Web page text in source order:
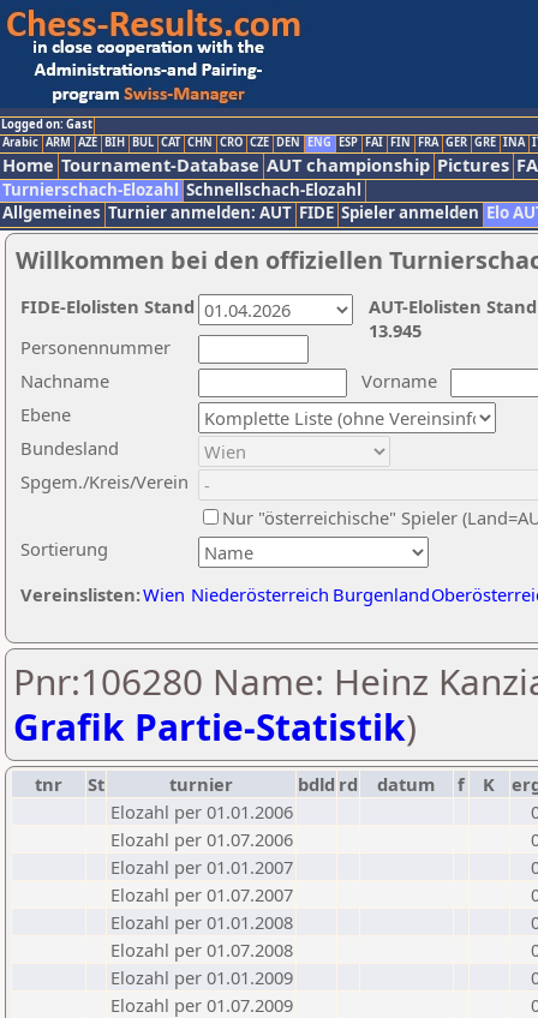
Logged on: Gast
Arabic ARM AZE BIH BUL CAT CHN CRO CZE DEN ENG ESP FAI FIN FRA GER GRE INA
Home Tournament-Database AUT championship Pictures
Turnierschach-Elozahl Schnellschach-Elozahl
Allgemeines Turnier anmelden: AUT FIDE Spieler anmelden Elo
Willkommen bei den offiziellen
Nachname
Vorname
Ebene
Sortierung
Personennummer
Bundesland
Spgem./Kreis/Verein
Nur "österreichische" Spieler
Vereinslisten:Wien Niederösterreich Burgenland
AUT-Elolisten
13.945
FIDE-Elolisten Stand
Pnr:106280 Name: Heinz
Grafik Partie-Statistik)
tnr St turnier bdld rd datum f K
Elozahl per 01.01.2006
Elozahl per 01.07.2006
Elozahl per 01.01.2007
Elozahl per 01.07.2007
Elozahl per 01.01.2008
Elozahl per 01.07.2008
Elozahl per 01.01.2009
Elozahl per 01.07.2009